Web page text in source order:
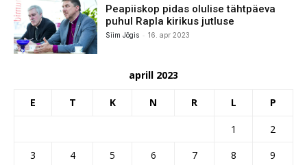
Peapiiskop pidas olulise tähtpäeva
puhul Rapla kirikus jutluse
Siim Jõgis - 16. apr 2023
aprill 2023
E T K N R L P
1
2
3
4 5 6 7 8
9